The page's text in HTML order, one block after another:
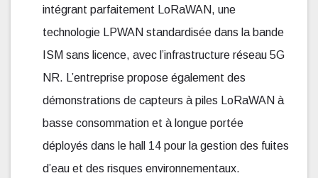
intégrant parfaitement LoRaWAN, une
technologie LPWAN standardisée dans la bande
ISM sans licence, avec l’infrastructure réseau 5G
NR. L’entreprise propose également des
démonstrations de capteurs à piles LoRaWAN à
basse consommation et à longue portée
déployés dans le hall 14 pour la gestion des fuites
d’eau et des risques environnementaux.